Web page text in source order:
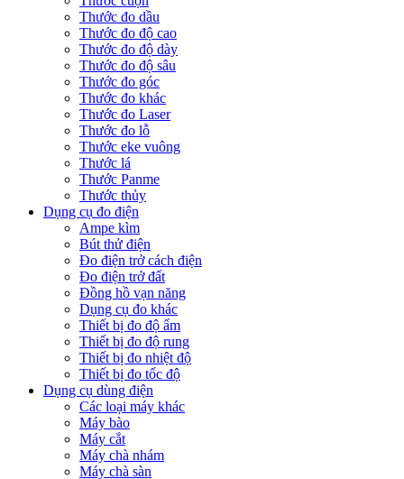
Thước đo dầu
Thước đo độ cao
Thước đo độ dày
Thước đo độ sâu
Thước đo góc
Thước đo khác
Thước đo Laser
Thước đo lỗ
Thước eke vuông
Thước lá
Thước Panme
Thước thủy
Dụng cụ đo điện
Ampe kìm
Bút thử điện
Đo điện trở cách điện
Đo điện trở đất
Đồng hồ vạn năng
Dụng cụ đo khác
Thiết bị đo độ ẩm
Thiết bị đo độ rung
Thiết bị đo nhiệt độ
Thiết bị đo tốc độ
Dụng cụ dùng điện
Các loại máy khác
Máy bào
Máy cắt
Máy chà nhám
Máy chà sàn